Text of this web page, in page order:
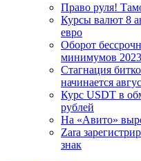
Право руля!
Курсы валют 8
евро
Оборот
минимумов 2023
Стагнация
начинается
Курс USDT в
рублей
На «Авито»
Zara
знак